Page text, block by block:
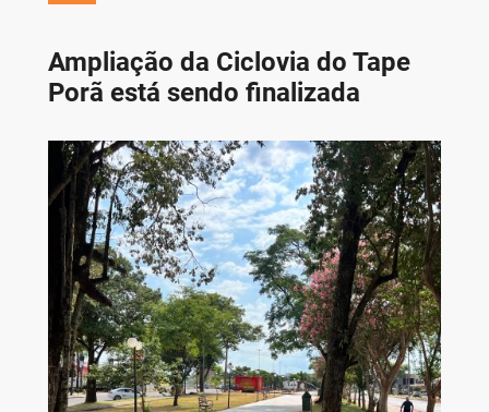
Ampliação da Ciclovia do Tape
Porã está sendo finalizada